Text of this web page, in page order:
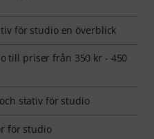
för studio en överblick
till priser från 350 kr - 450
stativ för studio
för studio